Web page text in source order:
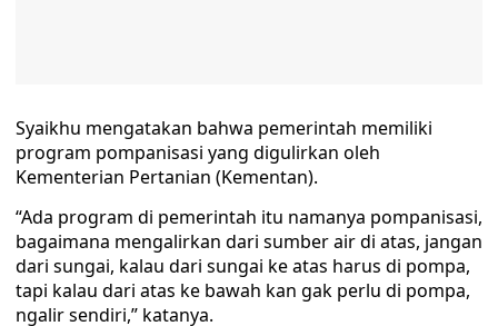
Syaikhu mengatakan bahwa pemerintah memiliki
program pompanisasi yang digulirkan oleh
Kementerian Pertanian (Kementan).
“Ada program di pemerintah itu namanya pompanisasi,
bagaimana mengalirkan dari sumber air di atas, jangan
dari sungai, kalau dari sungai ke atas harus di pompa,
tapi kalau dari atas ke bawah kan gak perlu di pompa,
ngalir sendiri,” katanya.